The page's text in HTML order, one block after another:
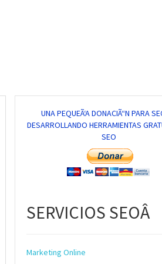
UNA PEQUEÃ‘A DONACIÃ“N PARA
DESARROLLANDO HERRAMIENTAS
SEO
SERVICIOS SEOÂ
Marketing Online